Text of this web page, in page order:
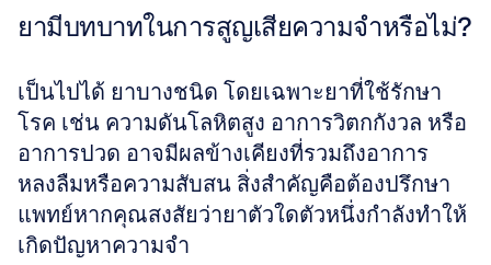
ยามีบทบาทในการสูญเสียความจำหรือไม่?
เป็นไปได้ ยาบางชนิด โดยเฉพาะยาที่ใช้รักษา
โรค เช่น ความดันโลหิตสูง อาการวิตกกังวล หรือ
อาการปวด อาจมีผลข้างเคียงที่รวมถึงอาการ
หลงลืมหรือความสับสน สิ่งสำคัญคือต้องปรึกษา
แพทย์หากคุณสงสัยว่ายาตัวใดตัวหนึ่งกำลังทำให้
เกิดปัญหาความจำ